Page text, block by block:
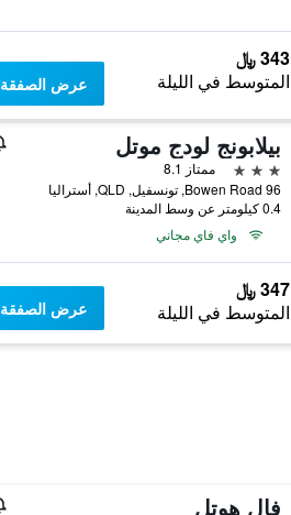
343 ﷼
المتوسط في الليلة عرض الصفقة
بيلابونج لودج موتل
3 نجوم
ممتاز 8.1
96 Bowen Road, تونسفيل, QLD, أستراليا
0.4 كيلومتر عن وسط المدينة
واي فاي مجاني
347 ﷼
المتوسط في الليلة عرض الصفقة
فال هوتل